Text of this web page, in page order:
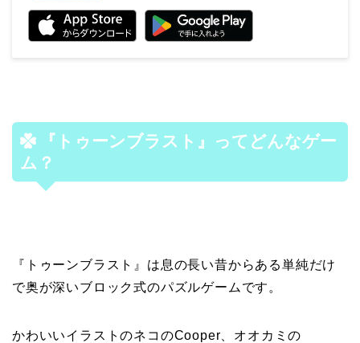
『トゥーンブラスト』ってどんなゲー
ム？
『トゥーンブラスト』は息の長い昔からある単純だけ
で奥が深いブロック式のパズルゲームです。
かわいいイラストのネコのCooper、オオカミの